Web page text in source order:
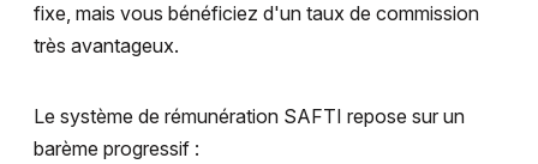
fixe, mais vous bénéficiez d'un taux de commission
très avantageux.
Le système de rémunération SAFTI repose sur un
barème progressif :